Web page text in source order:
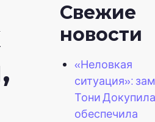
Свежие
новости
«Неловкая
ситуация»:
Тони Докупила
обеспечила